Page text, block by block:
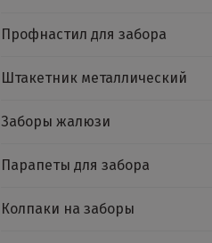
Профнастил для забора
Штакетник металлический
Заборы жалюзи
Парапеты для забора
Колпаки на заборы